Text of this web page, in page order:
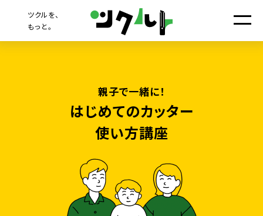
ツクルを、
もっと。
親子で一緒に！
はじめてのカッター
使い方講座